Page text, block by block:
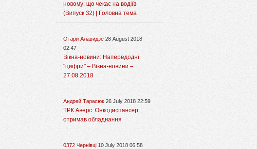
новому: що чекає на водіїв
(Випуск 32) | Головна тема
Отари Алавидзе 28 August 2018
02:47
Вікна-новини: Напередодні
"цифри" – Вікна-новини –
27.08.2018
Андрей Тарасюк 26 July 2018 22:59
ТРК Аверс: Онкодиспансер
отримав обладнання
0372 Чернівці 10 July 2018 06:58